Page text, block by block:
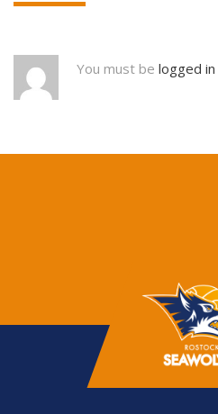
You must be logged in